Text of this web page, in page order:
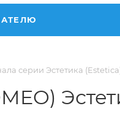
серии Эстетика